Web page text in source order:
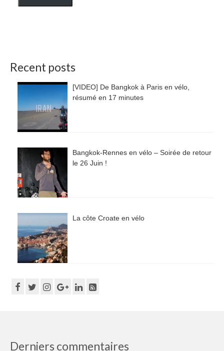
Recent posts
[VIDEO] De Bangkok à Paris en vélo,
résumé en 17 minutes
Bangkok-Rennes en vélo – Soirée de retour
le 26 Juin !
La côte Croate en vélo
Derniers commentaires